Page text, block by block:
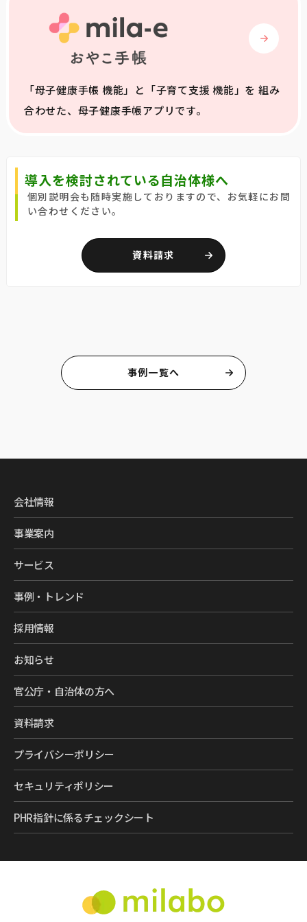
「母子健康手帳 機能」と「子育て支援 機能」を 組み
合わせた、母子健康手帳アプリです。
導入を検討されている自治体様へ
個別説明会も随時実施しておりますので、お気軽にお問
い合わせください。
資料請求
事例一覧へ
会社情報
事業案内
サービス
事例・トレンド
採用情報
お知らせ
官公庁・自治体の方へ
資料請求
プライバシーポリシー
セキュリティポリシー
PHR指針に係るチェックシート